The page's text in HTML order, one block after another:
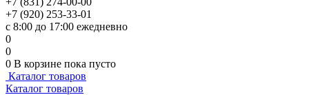
+7 (920) 253-33-01
с 8:00 до 17:00 ежедневно
0
0
0 В корзине пока пусто
Каталог товаров
Каталог товаров